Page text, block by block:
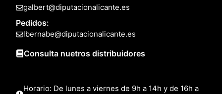
galbert@diputacionalicante.es
Pedidos:
lbernabe@diputacionalicante.es
Consulta nuetros distribuidores
Horario: De lunes a viernes de 9h a 14h y de 16h a